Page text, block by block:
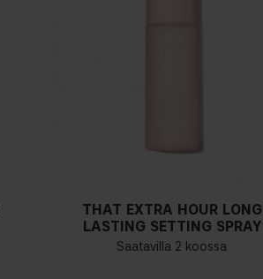
THAT EXTRA HOUR LONG
LASTING SETTING SPRAY
Saatavilla 2 koossa